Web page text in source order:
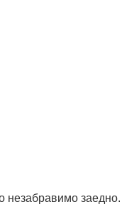
незабравимо заедно.